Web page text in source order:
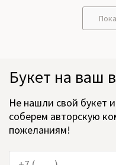
Букет на ваш
Не нашли свой букет
соберем авторскую
пожеланиям!